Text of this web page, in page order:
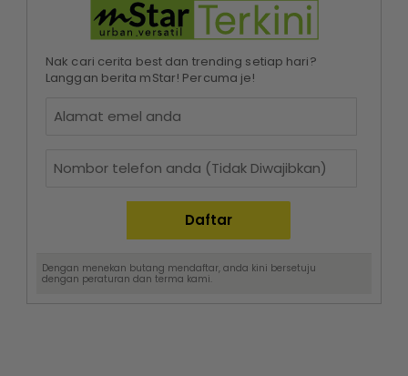
Nak cari cerita best dan trending setiap hari?
Langgan berita mStar! Percuma je!
Dengan menekan butang mendaftar, anda kini bersetuju
dengan peraturan dan terma kami.